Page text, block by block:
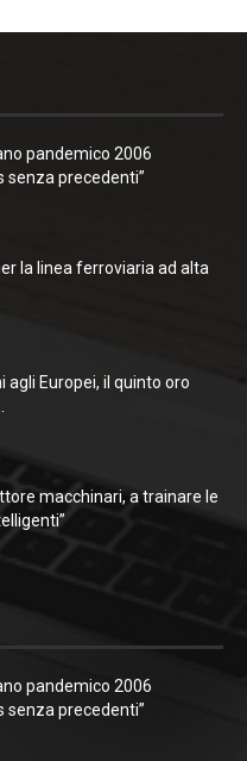
pandemico 2006
senza precedenti”
la linea ferroviaria ad alta
agli Europei, il quinto oro
macchinari, a trainare le
pandemico 2006
senza precedenti”